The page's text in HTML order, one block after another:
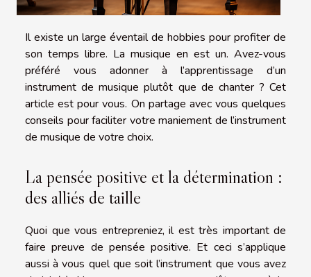
Il existe un large éventail de hobbies pour profiter de
son temps libre. La musique en est un. Avez-vous
préféré vous adonner à l’apprentissage d’un
instrument de musique plutôt que de chanter ? Cet
article est pour vous. On partage avec vous quelques
conseils pour faciliter votre maniement de l’instrument
de musique de votre choix.
La pensée positive et la détermination :
des alliés de taille
Quoi que vous entrepreniez, il est très important de
faire preuve de pensée positive. Et ceci s’applique
aussi à vous quel que soit l’instrument que vous avez